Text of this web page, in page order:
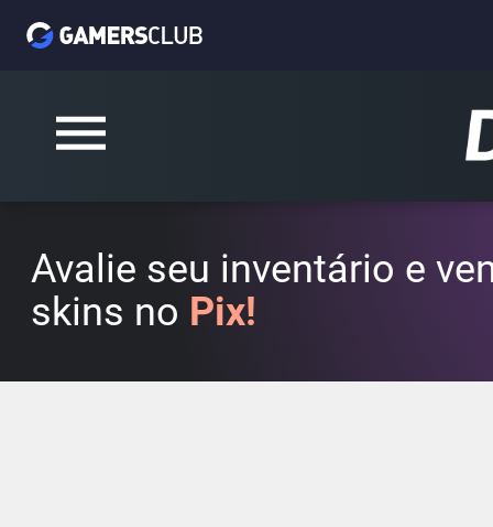
Avalie seu inventário e
skins no Pix!